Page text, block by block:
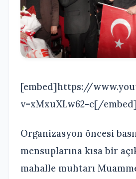
[embed]https://
v=xMxuXLw62-c[/
Organizasyon öncesi
mensuplarına kısa bir
mahalle muhtarı